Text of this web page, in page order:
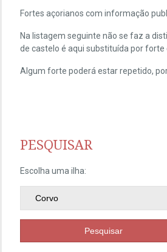
Fortes açorianos com informação
Na listagem seguinte não se faz a
de castelo é aqui substituída por forte
Algum forte poderá estar repetido,
PESQUISAR
Escolha uma ilha:
Pesquisar